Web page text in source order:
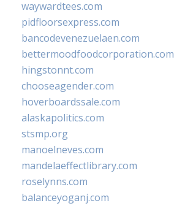
waywardtees.com
pidfloorsexpress.com
bancodevenezuelaen.com
bettermoodfoodcorporation.com
hingstonnt.com
chooseagender.com
hoverboardssale.com
alaskapolitics.com
stsmp.org
manoelneves.com
mandelaeffectlibrary.com
roselynns.com
balanceyoganj.com